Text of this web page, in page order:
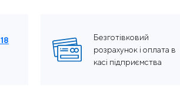
Безготівковий
розрахунок і оплата в
касі підприємства